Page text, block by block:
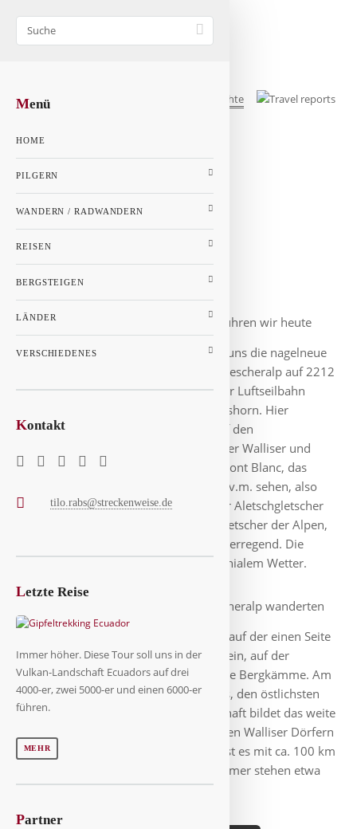
1
2
Walliser Alpen - Seite 2
Schweiz
Entlang der Rhône fuhren wir heute
zunächst nach Fiesch. Dort erwartete uns die nagelneue
Gondelumlaufbahn, welche uns zur Fiescheralp auf 2212
Meter ü.M. brachte. Von da ging es per Luftseilbahn
hinauf auf das 2.869 Meter hohe Eggishorn. Hier
eröffnete sich eine einmalige Sicht auf den
Aletschgletscher und das Panorama der Walliser und
Berner Alpen. Man konnte hier den Mont Blanc, das
Matterhorn, Eiger, Mönch, Jungfrau u.v.m. sehen, also
eine ganze Kette bekannter Berge. Der Aletschgletscher
hier ist mit noch 23 km der längste Gletscher der Alpen,
aber das ändert sich ja grad besorgniserregend. Die
Stunden vergingen wie im Flug bei genialem Wetter.
Zurück auf der Fiescheralp wanderten
wir durch das gut besuchte Skigebiet, auf der einen Seite
laden herrliche Hänge zum Skifahren ein, auf der
anderen Seite schaut man auf herrliche Bergkämme. Am
Nachmittag fuhren wir noch ins Goms, den östlichsten
Teil des Kantons Wallis. Diese Landschaft bildet das weite
Tal der Rhône mit wunderschönen alten Walliser Dörfern
und verschneiten Bergen. Im Winter ist es mit ca. 100 km
Loipen ein Langlauf-Paradies, im Sommer stehen etwa
700 km Wanderwege zur Verfügung.
Menü
HOME
PILGERN
WANDERN / RADWANDERN
REISEN
BERGSTEIGEN
LÄNDER
VERSCHIEDENES
Kontakt
tilo.rabs@streckenweise.de
Letzte Reise
Immer höher. Diese Tour soll uns in der
Vulkan-Landschaft Ecuadors auf drei
4000-er, zwei 5000-er und einen 6000-er
führen.
MEHR
Partner